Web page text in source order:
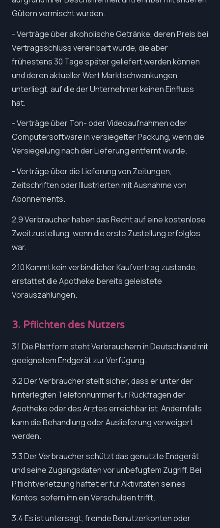
Gütern vermischt wurden.
- Verträge über alkoholische Getränke, deren Preis bei
Vertragsschluss vereinbart wurde, die aber
frühestens 30 Tage später geliefert werden können
und deren aktueller Wert Marktschwankungen
unterliegt, auf die der Unternehmer keinen Einfluss
hat.
- Verträge über Ton- oder Videoaufnahmen oder
Computersoftware in versiegelter Packung, wenn die
Versiegelung nach der Lieferung entfernt wurde.
- Verträge über die Lieferung von Zeitungen,
Zeitschriften oder Illustrierten mit Ausnahme von
Abonnements.
2.9 Verbraucher haben das Recht auf eine kostenlose
Zweitzustellung, wenn die erste Zustellung erfolglos
war.
2.10 Kommt kein verbindlicher Kaufvertrag zustande,
erstattet die Apotheke bereits geleistete
Vorauszahlungen.
3. Pflichten des Nutzers
3.1 Die Plattform steht Verbrauchern in Deutschland mit
geeignetem Endgerät zur Verfügung.
3.2 Der Verbraucher stellt sicher, dass er unter der
hinterlegten Telefonnummer für Rückfragen der
Apotheke oder des Arztes erreichbar ist. Andernfalls
kann die Behandlung oder Auslieferung verweigert
werden.
3.3 Der Verbraucher schützt das genutzte Endgerät
und seine Zugangsdaten vor unbefugtem Zugriff. Bei
Pflichtverletzung haftet er für Aktivitäten seines
Kontos, sofern ihn ein Verschulden trifft.
3.4 Es ist untersagt, fremde Benutzerkonten oder